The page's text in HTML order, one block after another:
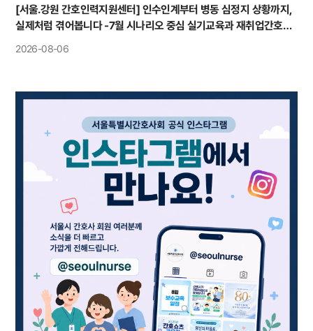
[서울.강원 간호인력지원센터] 인수인계부터 병동 심정지 상황까지,
실제처럼 겪어봅니다 -7월 시나리오 중심 실기교육과 재취업간호사
교육 운영-
2026-08-06